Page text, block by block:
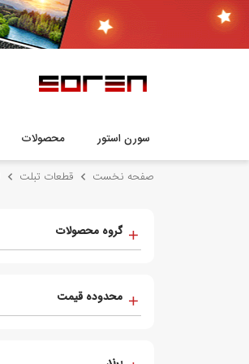
سورن استور محصولات
صفحه نخست قطعات تبلت
گروه محصولات
محدوده قیمت